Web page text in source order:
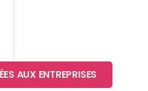
AUX ENTREPRISES